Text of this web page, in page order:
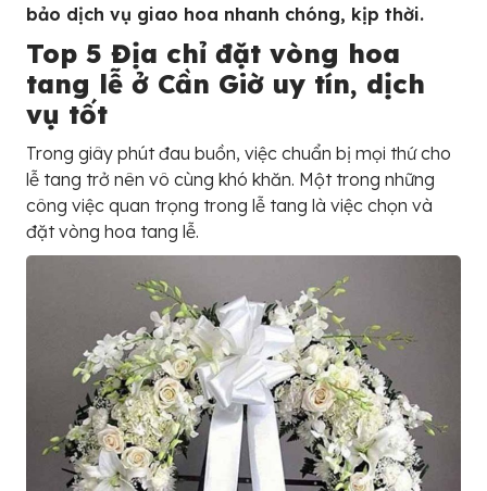
bảo dịch vụ giao hoa nhanh chóng, kịp thời.
Top 5 Địa chỉ đặt vòng hoa
tang lễ ở Cần Giờ uy tín, dịch
vụ tốt
Trong giây phút đau buồn, việc chuẩn bị mọi thứ cho
lễ tang trở nên vô cùng khó khăn. Một trong những
công việc quan trọng trong lễ tang là việc chọn và
đặt vòng hoa tang lễ.